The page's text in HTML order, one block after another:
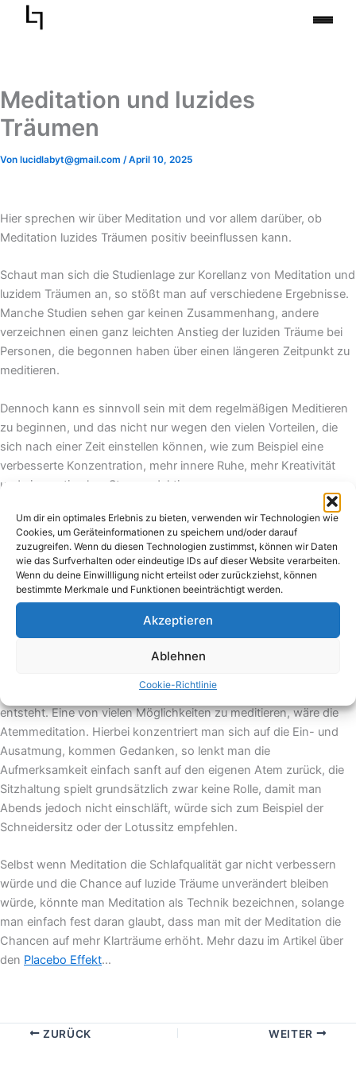
Um dir ein optimales Erlebnis zu bieten, verwenden wir Technologien wie
Cookies, um Geräteinformationen zu speichern und/oder darauf
zuzugreifen. Wenn du diesen Technologien zustimmst, können wir Daten
wie das Surfverhalten oder eindeutige IDs auf dieser Website verarbeiten.
Wenn du deine Einwillligung nicht erteilst oder zurückziehst, können
bestimmte Merkmale und Funktionen beeinträchtigt werden.
Akzeptieren
Ablehnen
Cookie-Richtlinie
Inhalt
Meditation und luzides
Träumen
Von lucidlabyt@gmail.com /April 10, 2025
Hier sprechen wir über Meditation und vor allem darüber, ob
Meditation luzides Träumen positiv beeinflussen kann.
Schaut man sich die Studienlage zur Korellanz von Meditation und
luzidem Träumen an, so stößt man auf verschiedene Ergebnisse.
Manche Studien sehen gar keinen Zusammenhang, andere
verzeichnen einen ganz leichten Anstieg der luziden Träume bei
Personen, die begonnen haben über einen längeren Zeitpunkt zu
meditieren.
Dennoch kann es sinnvoll sein mit dem regelmäßigen Meditieren
zu beginnen, und das nicht nur wegen den vielen Vorteilen, die
sich nach einer Zeit einstellen können, wie zum Beispiel eine
verbesserte Konzentration, mehr innere Ruhe, mehr Kreativität
und eine optimalere Stressreduktion.
Um Meditation als Klartraum Technik anzuwenden, sollte man
anfangen Meditation in den Alltag zu integrieren, in diesem Fall
würde sich der Zeitpunkt vor dem Schlafen gehen am besten
eignen, da so auch der Schlaf positiv beeinflusst werden kann.
Zunächst kann man mit beispielsweise einer Minute beginnen und
sich anschließend kontinuierlich hocharbeiten. Wichtig ist zu
Beginn vor allem, möglichst immer am selben Ort zu meditieren
(möglicherweise auf einem Kissen in einer ruhigen Ecke), alle
immer zur gleichen Zeit zu meditieren, damit eine Angewohnheit
entsteht. Eine von vielen Möglichkeiten zu meditieren, wäre die
Atemmeditation. Hierbei konzentriert man sich auf die Ein- und
Ausatmung, kommen Gedanken, so lenkt man die
Aufmerksamkeit einfach sanft auf den eigenen Atem zurück, die
Sitzhaltung spielt grundsätzlich zwar keine Rolle, damit man
Abends jedoch nicht einschläft, würde sich zum Beispiel der
Schneidersitz oder der Lotussitz empfehlen.
Selbst wenn Meditation die Schlafqualität gar nicht verbessern
würde und die Chance auf luzide Träume unverändert bleiben
würde, könnte man Meditation als Technik bezeichnen, solange
man einfach fest daran glaubt, dass man mit der Meditation die
Chancen auf mehr Klarträume erhöht. Mehr dazu im Artikel über
den Placebo Effekt…
ZURÜCK WEITER